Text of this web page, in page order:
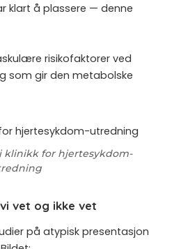
klart å plassere — denne
risikofaktorer ved
som gir den metabolske
klinikk for hjertesykdom-
vet og ikke vet
på atypisk presentasjon